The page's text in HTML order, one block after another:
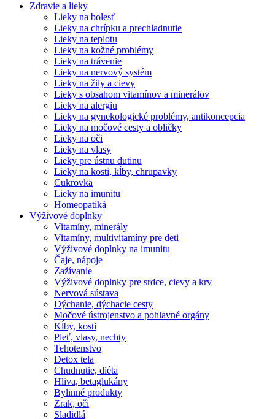
Zdravie a lieky
Lieky na bolesť
Lieky na chrípku a prechladnutie
Lieky na teplotu
Lieky na kožné problémy
Lieky na trávenie
Lieky na nervový systém
Lieky na žily a cievy
Lieky s obsahom vitamínov a minerálov
Lieky na alergiu
Lieky na gynekologické problémy, antikoncepcia
Lieky na močové cesty a obličky
Lieky na oči
Lieky na vlasy
Lieky pre ústnu dutinu
Lieky na kosti, kĺby, chrupavky
Cukrovka
Lieky na imunitu
Homeopatiká
Výživové doplnky
Vitamíny, minerály
Vitamíny, multivitamíny pre deti
Výživové doplnky na imunitu
Čaje, nápoje
Zažívanie
Výživové doplnky pre srdce, cievy a krv
Nervová sústava
Dýchanie, dýchacie cesty
Močové ústrojenstvo a pohlavné orgány
Kĺby, kosti
Pleť, vlasy, nechty
Tehotenstvo
Detox tela
Chudnutie, diéta
Hliva, betaglukány
Bylinné produkty
Zrak, oči
Sladidlá